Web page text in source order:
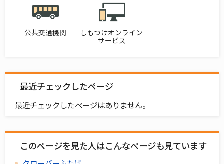
公共交通機関
しもつけオンライン
サービス
最近チェックしたページ
最近チェックしたページはありません。
このページを見た人はこんなページも見ています